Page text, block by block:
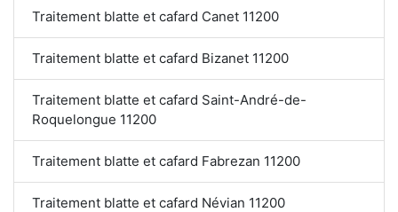
Traitement blatte et cafard Canet 11200
Traitement blatte et cafard Bizanet 11200
Traitement blatte et cafard Saint-André-de-
Roquelongue 11200
Traitement blatte et cafard Fabrezan 11200
Traitement blatte et cafard Névian 11200